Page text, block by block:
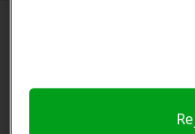
Notice (link here
preference signal, we